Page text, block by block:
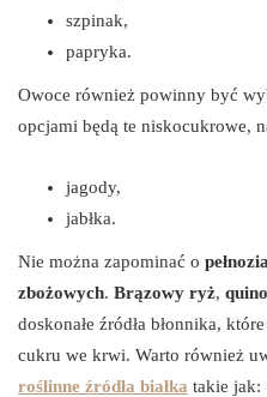
szpinak,
papryka.
Owoce również powinny być
opcjami będą te niskocukrowe,
jagody,
jabłka.
Nie można zapominać o
zbożowych. Brązowy ryż,
doskonałe źródła błonnika,
cukru we krwi. Warto również
roślinne źródła białka takie jak: